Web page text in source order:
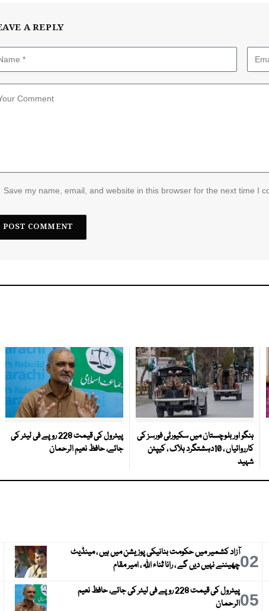
A REPLY
Save my name, email, and website in this browser for the next time I
ہنگو اور بلوچستان میں سکیورٹی فورسز کی
کارروائیاں ، 10دہشتگرد ہلاک ، کیپٹن
شہید
پیٹرول کی قیمت 228 روپے فی لیٹر کی
جائے، حافظ نعیم الرحمان
02آزاد کشمیر میں حکومت بنانیکی پوزیشن میں ہیں ، مینڈیٹ
چھیننے نہیں دیں گے ، رانا ثناء اللہ ، امیر مقام
05
پیٹرول کی قیمت 228 روپے فی لیٹر کی جائے، حافظ نعیم
الرحمان